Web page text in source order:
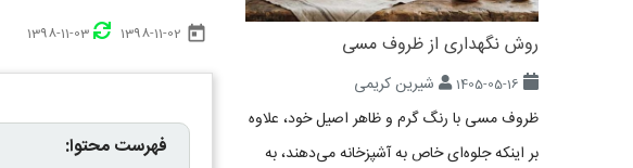
روش نگهداری از ظروف مسی
1405-05-16
شیرین کریمی
ظروف مسی با رنگ گرم و ظاهر اصیل خود، علاوه
بر اینکه جلوه‌ای خاص به آشپزخانه می‌دهند، به
today
1398-11-02
1398-11-03
فهرست محتوا: